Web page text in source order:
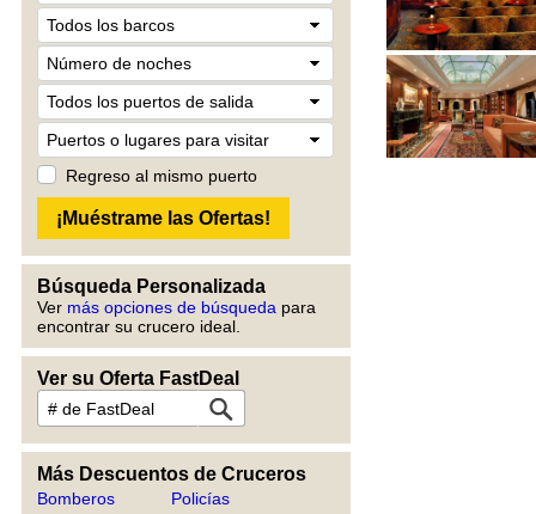
Regreso al mismo puerto
Búsqueda Personalizada
Ver más opciones de búsqueda para
encontrar su crucero ideal.
Ver su Oferta FastDeal
Más Descuentos de Cruceros
Bomberos
Policías